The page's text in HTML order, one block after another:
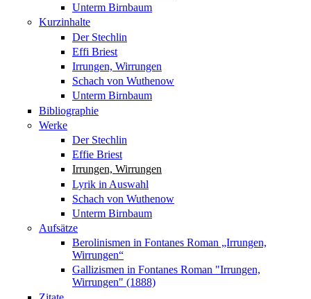
Unterm Birnbaum
Kurzinhalte
Der Stechlin
Effi Briest
Irrungen, Wirrungen
Schach von Wuthenow
Unterm Birnbaum
Bibliographie
Werke
Der Stechlin
Effie Briest
Irrungen, Wirrungen
Lyrik in Auswahl
Schach von Wuthenow
Unterm Birnbaum
Aufsätze
Berolinismen in Fontanes Roman „Irrungen,
Wirrungen“
Gallizismen in Fontanes Roman "Irrungen,
Wirrungen" (1888)